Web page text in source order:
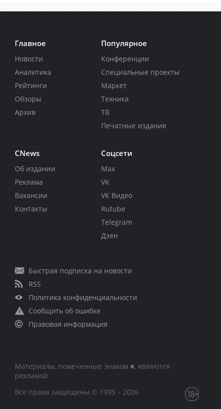
Главное
Новости
Аналитика
Рейтинги
Обзоры
Архив
Популярное
Конференции
Специальные проекты
Маркет
Техника
ТВ
Печатные издания
CNews
Об издании
Реклама
Вакансии
Контакты
Соцсети
Max
VK
VK Видео
Rutube
Telegram
Дзен
Быстрая подписка на новости
RSS
Политика конфиденциальности
Сообщить об ошибке
Правовая информация
Материалы, помеченные знаком ■, являются
рекламой
Все права защищены © 1995 – 2026